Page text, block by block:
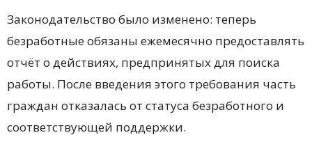
Законодательство было изменено: теперь
безработные обязаны ежемесячно предоставлять
отчёт о действиях, предпринятых для поиска
работы. После введения этого требования часть
граждан отказалась от статуса безработного и
соответствующей поддержки.